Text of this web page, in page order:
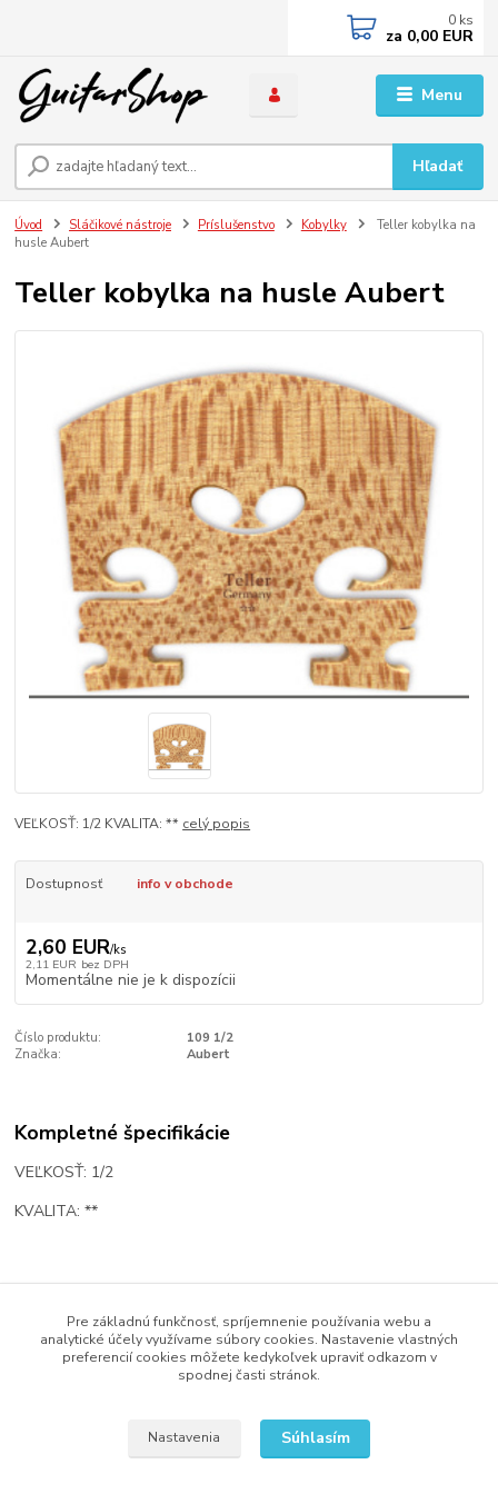
Menu
Hľadať
0 ks
za 0,00 EUR
Úvod Sláčikové nástroje Príslušenstvo Kobylky
Teller kobylka na
husle Aubert
Teller kobylka na husle Aubert
VEĽKOSŤ: 1/2 KVALITA: ** celý popis
Dostupnosť info v obchode
2,60 EUR/ks
2,11 EUR bez DPH
Momentálne nie je k dispozícii
Číslo produktu:
109 1/2
Značka:
Aubert
Kompletné špecifikácie
VEĽKOSŤ: 1/2
KVALITA: **
Sláčikové nástroje
Príslušenstvo
Pre základnú funkčnosť, spríjemnenie používania webu a
analytické účely využívame súbory cookies. Nastavenie vlastných
preferencií cookies môžete kedykoľvek upraviť odkazom v
spodnej časti stránok.
Nastavenia Súhlasím